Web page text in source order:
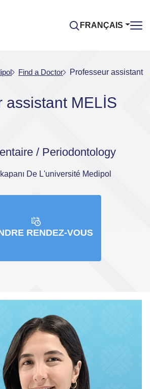
FRANÇAIS
Find a Doctor Professeur assistant
assistant MELİS
/ Periodontology
De L'université Medipol
RENDEZ-VOUS